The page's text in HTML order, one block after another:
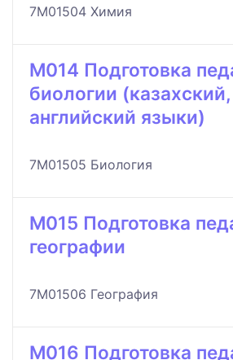
7M01504 Химия
M014 Подготовка
биологии
английский языки)
7M01505 Биология
M015 Подготовка
географии
7M01506 География
M016 Подготовка